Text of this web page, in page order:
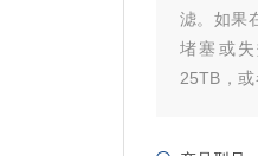
滤。如果
堵塞或
25TB，